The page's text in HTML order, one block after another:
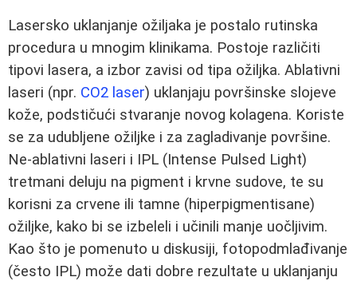
Lasersko uklanjanje ožiljaka je postalo rutinska
procedura u mnogim klinikama. Postoje različiti
tipovi lasera, a izbor zavisi od tipa ožiljka. Ablativni
laseri (npr. CO2 laser) uklanjaju površinske slojeve
kože, podstičući stvaranje novog kolagena. Koriste
se za udubljene ožiljke i za zagladivanje površine.
Ne-ablativni laseri i IPL (Intense Pulsed Light)
tretmani deluju na pigment i krvne sudove, te su
korisni za crvene ili tamne (hiperpigmentisane)
ožiljke, kako bi se izbeleli i učinili manje uočljivim.
Kao što je pomenuto u diskusiji, fotopodmlađivanje
(često IPL) može dati dobre rezultate u uklanjanju